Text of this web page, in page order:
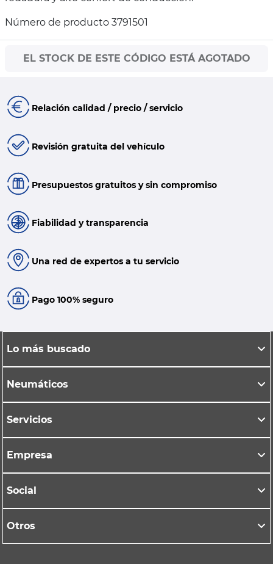
Número de producto 3791501
EL STOCK DE ESTE CÓDIGO ESTÁ AGOTADO
Relación calidad / precio / servicio
Revisión gratuita del vehículo
Presupuestos gratuitos y sin compromiso
Fiabilidad y transparencia
Una red de expertos a tu servicio
Pago 100% seguro
Lo más buscado
Neumáticos
Servicios
Empresa
Social
Otros